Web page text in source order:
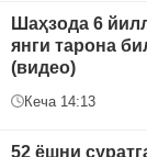
Шаҳзода 6
янги тарона
(видео)
Кеча 14:13
52 ёшни